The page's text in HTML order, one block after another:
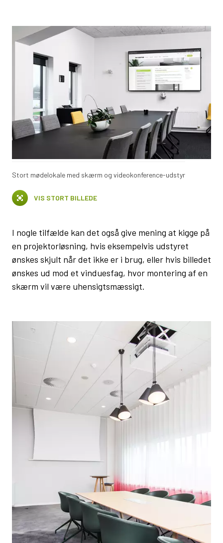
Stort mødelokale med skærm og videokonference-udstyr
VIS STORT BILLEDE
I nogle tilfælde kan det også give mening at kigge på
en projektorløsning, hvis eksempelvis udstyret
ønskes skjult når det ikke er i brug, eller hvis billedet
ønskes ud mod et vinduesfag, hvor montering af en
skærm vil være uhensigtsmæssigt.